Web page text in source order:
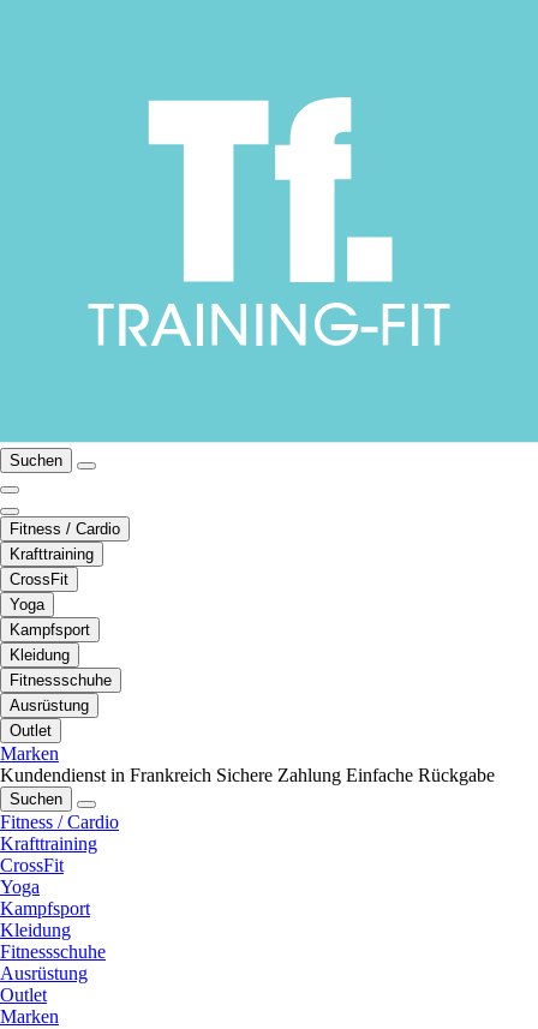
Suchen
Fitness / Cardio
Krafttraining
CrossFit
Yoga
Kampfsport
Kleidung
Fitnessschuhe
Ausrüstung
Outlet
Marken
Kundendienst in Frankreich Sichere Zahlung Einfache Rückgabe
Suchen
Fitness / Cardio
Krafttraining
CrossFit
Yoga
Kampfsport
Kleidung
Fitnessschuhe
Ausrüstung
Outlet
Marken